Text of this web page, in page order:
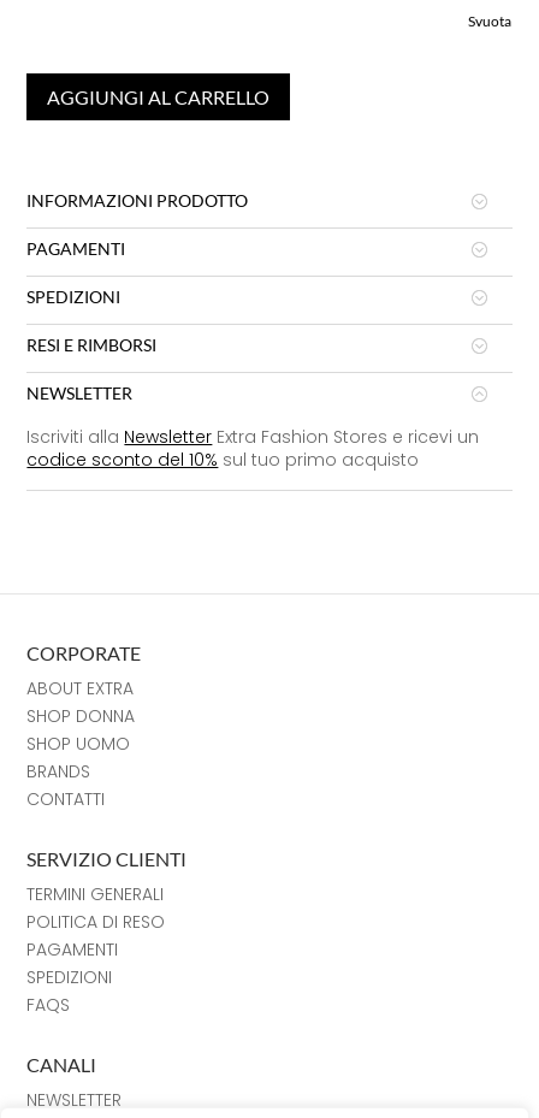
Svuota
AGGIUNGI AL CARRELLO
INFORMAZIONI PRODOTTO
PAGAMENTI
SPEDIZIONI
RESI E RIMBORSI
NEWSLETTER
Iscriviti alla Newsletter Extra Fashion Stores e ricevi un
codice sconto del 10% sul tuo primo acquisto
CORPORATE
ABOUT EXTRA
SHOP DONNA
SHOP UOMO
BRANDS
CONTATTI
SERVIZIO CLIENTI
TERMINI GENERALI
POLITICA DI RESO
PAGAMENTI
SPEDIZIONI
FAQS
CANALI
NEWSLETTER